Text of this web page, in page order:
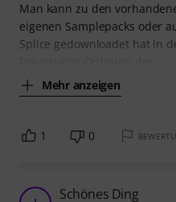
Man kann zu den
eigenen Samplepacks oder
Splice gedownloadet hat in
Mehr anzeigen
1 0
Schönes Ding